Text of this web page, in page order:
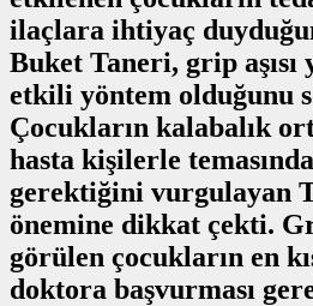
ilaçlara ihtiyaç
Buket Taneri, grip aşısı
etkili yöntem olduğunu
Çocukların kalabalık
hasta kişilerle
gerektiğini vurgulayan
önemine dikkat çekti.
görülen çocukların en
doktora başvurması